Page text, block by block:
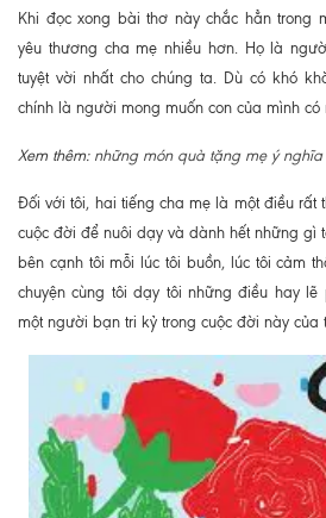
Khi đọc xong bài thơ này chắc hẳn trong
yêu thương cha mẹ nhiều hơn. Họ là
tuyệt vời nhất cho chúng ta. Dù có khó
chính là người mong muốn con của mình có
Xem thêm:những món quà tặng mẹ ý nghĩa
Đối với tôi, hai tiếng cha mẹ là một điều rất
cuộc đời để nuôi dạy và dành hết những gì
bên cạnh tôi mỗi lúc tôi buồn, lúc tôi cảm
chuyện cùng tôi dạy tôi những điều hay
một người bạn tri kỷ trong cuộc đời này của